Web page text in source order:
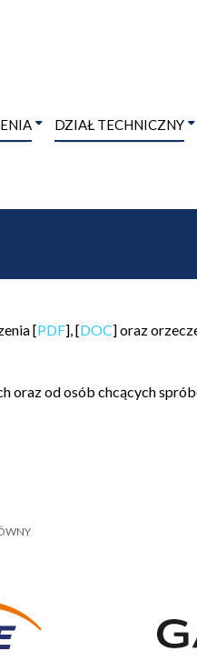
DZIAŁ TECHNICZNY
[PDF], [DOC] oraz
oraz od osób chcących